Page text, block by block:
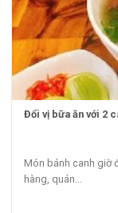
Đổi vị bữa ăn với 2
Món bánh canh giờ
hàng, quán...